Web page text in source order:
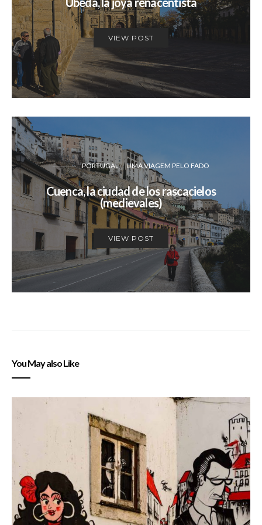
VIEW POST
PORTUGAL UMA VIAGEM PELO FADO
Cuenca, la ciudad de los rascacielos
(medievales)
VIEW POST
You May also Like